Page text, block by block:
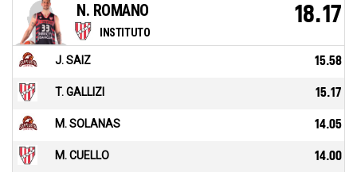
INSTITUTO
N. ROMANO 18.17
J. SAIZ 15.58
T. GALLIZI 15.17
M. SOLANAS 14.05
M. CUELLO 14.00